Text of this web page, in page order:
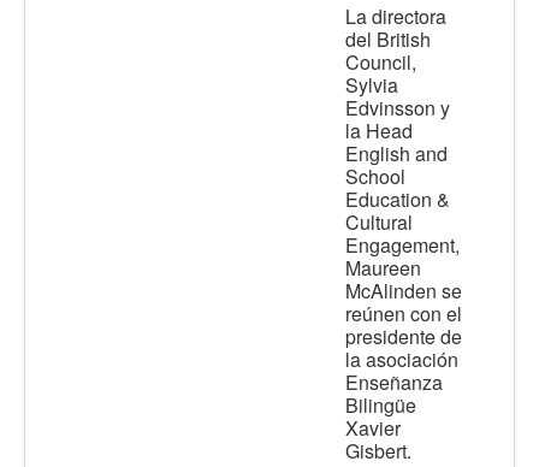
La directora
del British
Council,
Sylvia
Edvinsson y
la Head
English and
School
Education &
Cultural
Engagement,
Maureen
McAlinden se
reúnen con el
presidente de
la asociación
Enseñanza
Bilingüe
Xavier
Gisbert.